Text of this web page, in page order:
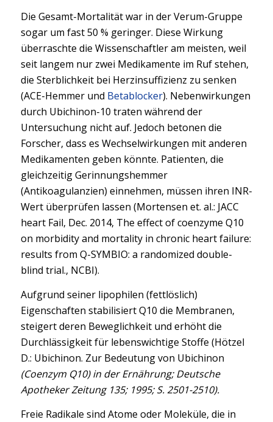
Die Gesamt-Mortalität war in der Verum-Gruppe
sogar um fast 50 % geringer. Diese Wirkung
überraschte die Wissenschaftler am meisten, weil
seit langem nur zwei Medikamente im Ruf stehen,
die Sterblichkeit bei Herzinsuffizienz zu senken
(ACE-Hemmer und Betablocker). Nebenwirkungen
durch Ubichinon-10 traten während der
Untersuchung nicht auf. Jedoch betonen die
Forscher, dass es Wechselwirkungen mit anderen
Medikamenten geben könnte. Patienten, die
gleichzeitig Gerinnungshemmer
(Antikoagulanzien) einnehmen, müssen ihren INR-
Wert überprüfen lassen (Mortensen et. al.: JACC
heart Fail, Dec. 2014, The effect of coenzyme Q10
on morbidity and mortality in chronic heart failure:
results from Q-SYMBIO: a randomized double-
blind trial., NCBI).
Aufgrund seiner lipophilen (fettlöslich)
Eigenschaften stabilisiert Q10 die Membranen,
steigert deren Beweglichkeit und erhöht die
Durchlässigkeit für lebenswichtige Stoffe (Hötzel
D.: Ubichinon. Zur Bedeutung von Ubichinon
(Coenzym Q10) in der Ernährung; Deutsche
Apotheker Zeitung 135; 1995; S. 2501-2510).
Freie Radikale sind Atome oder Moleküle, die in